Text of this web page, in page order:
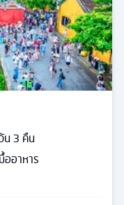
น3 คืน
มื้ออาหาร